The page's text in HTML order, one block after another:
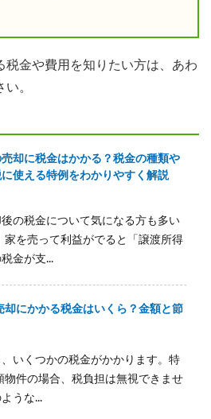
税金や費用を知りたい方は、あわ
。
却に税金はかかる？税金の種類や
使える特例をわかりやすく解説
の税金について気になる方も多い
家を売って利益がでると「譲渡所得
金が支...
にかかる税金はいくら？金額と節
いくつかの税金がかかります。特
物件の場合、税負担は無視できませ
うな...